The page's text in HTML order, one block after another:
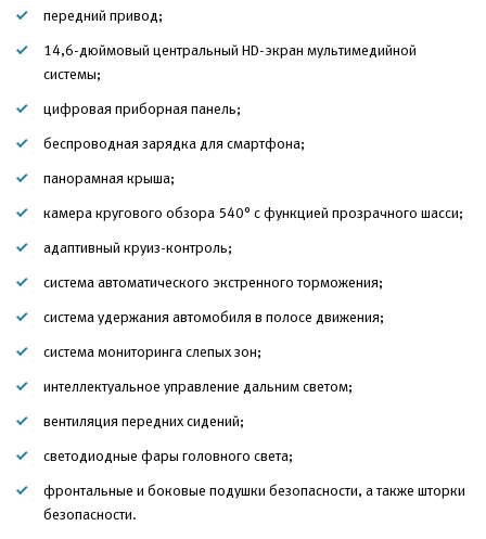
передний привод;
14,6-дюймовый центральный HD-экран мультимедийной
системы;
цифровая приборная панель;
беспроводная зарядка для смартфона;
панорамная крыша;
камера кругового обзора 540° с функцией прозрачного шасси;
адаптивный круиз-контроль;
система автоматического экстренного торможения;
система удержания автомобиля в полосе движения;
система мониторинга слепых зон;
интеллектуальное управление дальним светом;
вентиляция передних сидений;
светодиодные фары головного света;
фронтальные и боковые подушки безопасности, а также шторки
безопасности.